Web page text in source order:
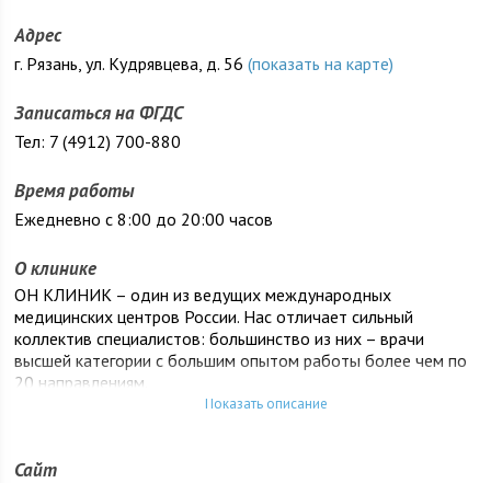
Адрес
г. Рязань, ул. Кудрявцева, д. 56(показать на карте)
Записаться на ФГДС
Тел: 7 (4912) 700-880
Время работы
Ежедневно с 8:00 до 20:00 часов
О клинике
ОН КЛИНИК – один из ведущих международных
медицинских центров России. Нас отличает сильный
коллектив специалистов: большинство из них – врачи
высшей категории с большим опытом работы более чем по
20 направлениям.
Показать описание
Сайт